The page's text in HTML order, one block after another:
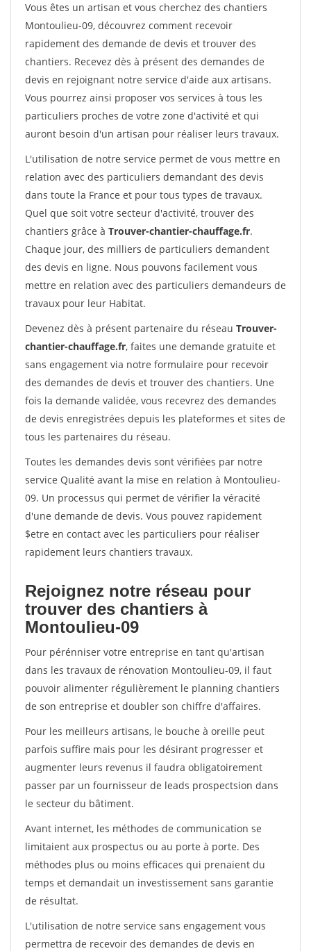
Vous êtes un artisan et vous cherchez des chantiers
Montoulieu-09, découvrez comment recevoir
rapidement des demande de devis et trouver des
chantiers. Recevez dès à présent des demandes de
devis en rejoignant notre service d'aide aux artisans.
Vous pourrez ainsi proposer vos services à tous les
particuliers proches de votre zone d'activité et qui
auront besoin d'un artisan pour réaliser leurs travaux.
L'utilisation de notre service permet de vous mettre en
relation avec des particuliers demandant des devis
dans toute la France et pour tous types de travaux.
Quel que soit votre secteur d'activité, trouver des
chantiers grâce à Trouver-chantier-chauffage.fr.
Chaque jour, des milliers de particuliers demandent
des devis en ligne. Nous pouvons facilement vous
mettre en relation avec des particuliers demandeurs de
travaux pour leur Habitat.
Devenez dès à présent partenaire du réseau Trouver-
chantier-chauffage.fr, faites une demande gratuite et
sans engagement via notre formulaire pour recevoir
des demandes de devis et trouver des chantiers. Une
fois la demande validée, vous recevrez des demandes
de devis enregistrées depuis les plateformes et sites de
tous les partenaires du réseau.
Toutes les demandes devis sont vérifiées par notre
service Qualité avant la mise en relation à Montoulieu-
09. Un processus qui permet de vérifier la véracité
d'une demande de devis. Vous pouvez rapidement
$etre en contact avec les particuliers pour réaliser
rapidement leurs chantiers travaux.
Rejoignez notre réseau pour
trouver des chantiers à
Montoulieu-09
Pour pérénniser votre entreprise en tant qu'artisan
dans les travaux de rénovation Montoulieu-09, il faut
pouvoir alimenter régulièrement le planning chantiers
de son entreprise et doubler son chiffre d'affaires.
Pour les meilleurs artisans, le bouche à oreille peut
parfois suffire mais pour les désirant progresser et
augmenter leurs revenus il faudra obligatoirement
passer par un fournisseur de leads prospectsion dans
le secteur du bâtiment.
Avant internet, les méthodes de communication se
limitaient aux prospectus ou au porte à porte. Des
méthodes plus ou moins efficaces qui prenaient du
temps et demandait un investissement sans garantie
de résultat.
L'utilisation de notre service sans engagement vous
permettra de recevoir des demandes de devis en